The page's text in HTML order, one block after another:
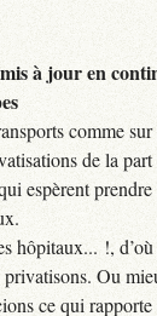
à jour en
comme
de la part
espèrent
hôpitaux... !,
Ou
ce qui